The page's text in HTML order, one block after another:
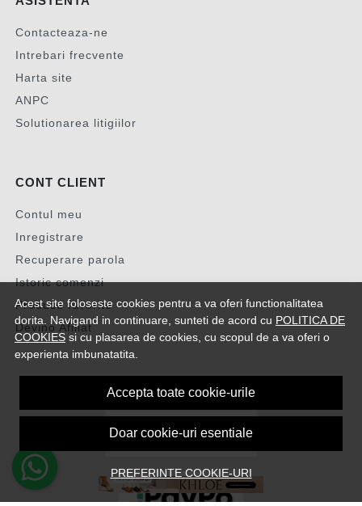
Acest site foloseste cookies pentru a va oferi functionalitatea
dorita. Navigand in continuare, sunteti de acord cu POLITICA DE
COOKIES si cu plasarea de cookies, cu scopul de a va oferi o
experienta imbunatatita.
Accepta toate cookie-urile
Doar cookie-uri esentiale
PREFERINTE COOKIE-URI
Contacteaza-ne
Intrebari frecvente
Harta site
ANPC
Solutionarea litigiilor
CONT CLIENT
Contul meu
Inregistrare
Recuperare parola
Istoric comenzi
Produse favorite
Devino Afiliat